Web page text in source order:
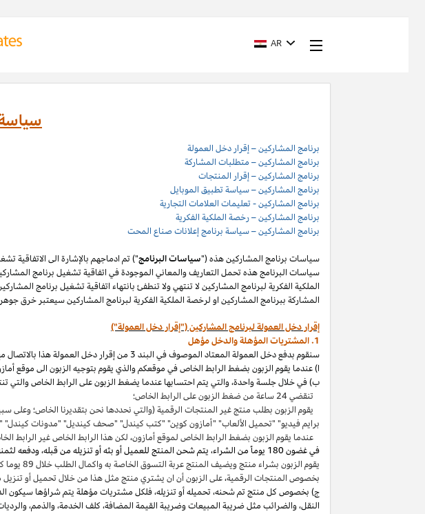
AR
برنامج المشاركين – إقرار دخل العمولة
برنامج المشاركين – متطلبات المشاركة
برنامج المشاركين – إقرار المنتجات
برنامج المشاركين – سياسة تطبيق الموبايل
برنامج المشاركين - تعليمات العلامات التجارية
برنامج المشاركين – رخصة الملكية الفكرية
برنامج المشاركين – سياسة برنامج إعلانات صناع المحت
سياسات برنامج المشاركين هذه ("سياسات البرنامج") تم ادماجهم بالإشارة الى الاتفاقية
سياسات البرنامج هذه تحمل التعاريف والمعاني الموجودة في اتفاقية تشغيل برنامج
المشاركة ببرنامج المشاركين او لرخصة الملكية الفكرية لبرنامج المشاركين سيعتبر خرق
إقرار دخل العمولة لبرنامج المشاركين ("إقرار دخل العمولة")
1. المشتريات المؤهلة والدخل مؤهل
سنقوم بدفع دخل العمولة المعتاد الموصوف في البند 3 من إقرار دخل العمولة هذا بالاتصال مع المشتريات المؤهلة
ا) عندما يقوم الزبون بضغط الرابط الخاص في موقعكم والذي يقوم بتوجيه الزبون الى موقع
ب) في خلال جلسة واحدة،والتي يتم احتسابها عندما يضغط الزبون على الرابط الخاص والتي
تنقضي 24 ساعة من ضغط الزبون على الرابط الخاص؛
يقوم الزبون بطلب منتج غير المنتجات الرقمية (والتي نحددها نحن بتقديرنا الخاص؛وعلى
برايم فيديو" "تحميل الألعاب" "أمازون كوين" "كتب كيندل" "صحف كينديل" "مدونات كيندل"
عندما يقوم الزبون بضغط الرابط الخاص لموقع أمازون،لكن هذا الرابط الخاص غير الرابط
في غضون180 يوماً من الشراء، يتم شحن المنتج للعميل أو بثه أو تنزيله من قبله، ودفعه لثمنه
يقوم الزبون بشراء منتج ويضيف المنتج عربة التسوق الخاصة به واكمال الطلب خلال 89 يوما كموعد أقصاه بعد الضغط على الرابط الخاص الاولي؛ أو
بخصوص المنتجات الرقمية،على الزبون أن ان يشتري منتج مثل هذا من خلال تحميل أو
ج) بخصوص كل منتج تم شحنه، تحميله أو تنزيله،فلكل مشتريات مؤهلة يتمشراؤهاسيكون
النقل،والضرائب مثل ضريبة المبيعات وضريبة القيمة المضافة، كلف الخدمة،والذمم،